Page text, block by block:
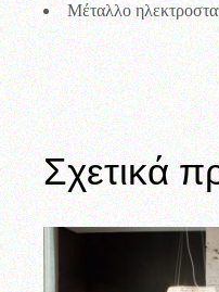
Μέταλλο
Σχετικά